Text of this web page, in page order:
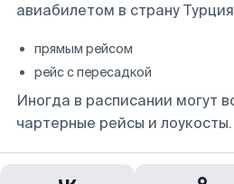
авиабилетом в страну
прямым рейсом
рейс с пересадкой
Иногда в расписании могут
чартерные рейсы и лоукосты.